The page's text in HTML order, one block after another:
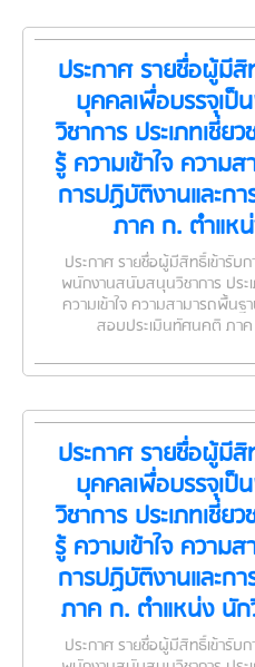
ประกาศ รายชื่อผู้มีสิ
บุคคลเพื่อบรรจุเ
วิชาการ ประเภทเชี่ย
รู้ ความเข้าใจ ควา
การปฏิบัติงานและก
ภาค ก. ตำแห
ประกาศ รายชื่อผู้มีสิทธิ์เข้ารับ
พนักงานสนับสนุนวิชาการ ประ
ความเข้าใจ ความสามารถพื้น
สอบประเมินทัศนคติ ภา
ประกาศ รายชื่อผู้มีสิ
บุคคลเพื่อบรรจุเ
วิชาการ ประเภทเชี่ย
รู้ ความเข้าใจ ควา
การปฏิบัติงานและก
ภาค ก. ตำแหน่ง นัก
ประกาศ รายชื่อผู้มีสิทธิ์เข้ารับ